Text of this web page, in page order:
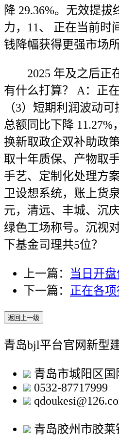
降 29.36%。无效提拔
力，11、 正在当前时
钱降幅获得更强市场所
2025 年及之后正
有什么打算？ A：正
（3）短期利润波动
总额同比下降 11.27%
换新取政企双补助政
取十年质保、产物取
手艺、定制化处理方
卫设想系统，账上货
元，清远、丰城、沉
绿色工场称号。沉视
下基金司理共5位？
上一篇：
当日开盘
下一篇： 正在各
返回上一级
青岛bjl平台官网新型
青岛市城阳区国
0532-87717999
青岛胶州市胶莱